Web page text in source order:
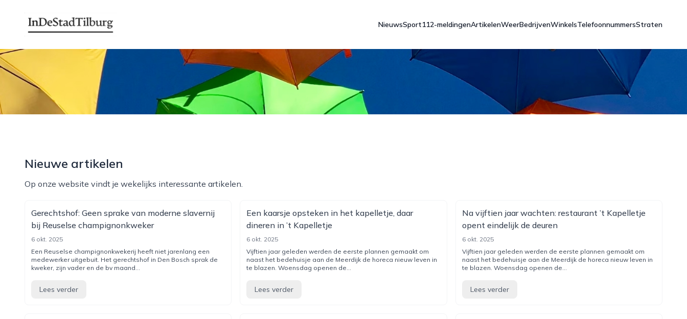
indestadtilburg.nl
NieuwsSport112-meldingenArtikelenWeerBedrijvenWinkelsTelefoonnummersStraten
Nieuwe artikelen
Op onze website vindt je wekelijks interessante artikelen.
Gerechtshof: Geen sprake van moderne slavernij
bij Reuselse champignonkweker
6 okt. 2025
Een Reuselse champignonkwekerij heeft niet jarenlang een
medewerker uitgebuit. Het gerechtshof in Den Bosch sprak de
kweker, zijn vader en de bv maand...
Lees verder
Een kaarsje opsteken in het kapelletje, daar
dineren in ’t Kapelletje
6 okt. 2025
Vijftien jaar geleden werden de eerste plannen gemaakt om
naast het bedehuisje aan de Meerdijk de horeca nieuw leven in
te blazen. Woensdag openen de...
Lees verder
Na vijftien jaar wachten: restaurant ’t Kapelletje
opent eindelijk de deuren
6 okt. 2025
Vijftien jaar geleden werden de eerste plannen gemaakt om
naast het bedehuisje aan de Meerdijk de horeca nieuw leven in
te blazen. Woensdag openen de...
Lees verder